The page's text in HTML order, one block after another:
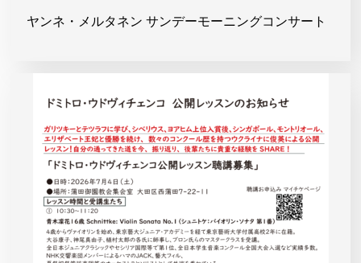
ヤンネ・メルタネン サンデーモーニングコンサート